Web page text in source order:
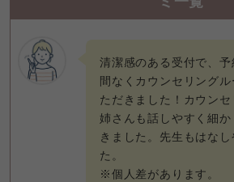
清潔感のある受付で、
間なくカウンセリング
ただきました！カウン
姉さんも話しやすく細
きました。先生もはな
た。
※個人差があります。